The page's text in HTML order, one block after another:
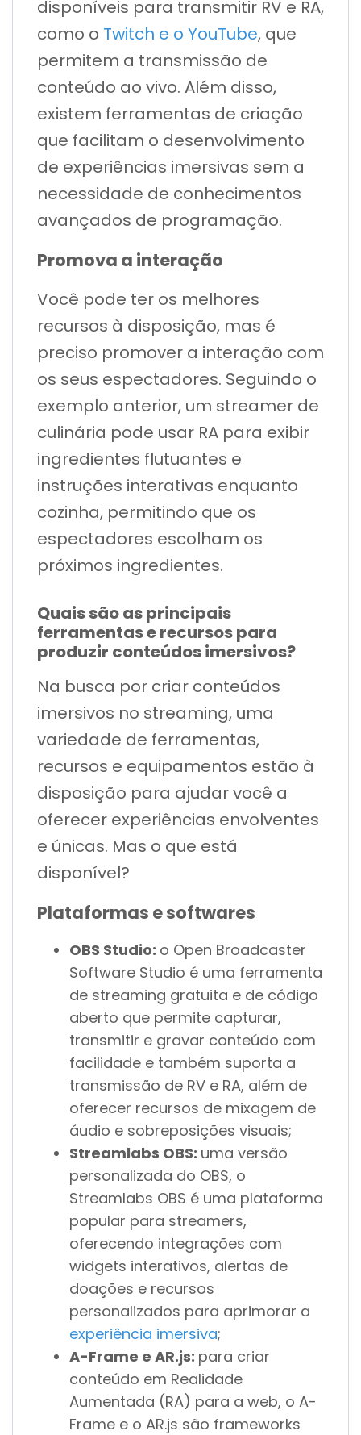
disponíveis para transmitir RV e RA,
como o Twitch e o YouTube, que
permitem a transmissão de
conteúdo ao vivo. Além disso,
existem ferramentas de criação
que facilitam o desenvolvimento
de experiências imersivas sem a
necessidade de conhecimentos
avançados de programação.
Promova a interação
Você pode ter os melhores
recursos à disposição, mas é
preciso promover a interação com
os seus espectadores. Seguindo o
exemplo anterior, um streamer de
culinária pode usar RA para exibir
ingredientes flutuantes e
instruções interativas enquanto
cozinha, permitindo que os
espectadores escolham os
próximos ingredientes.
Quais são as principais
ferramentas e recursos para
produzir conteúdos imersivos?
Na busca por criar conteúdos
imersivos no streaming, uma
variedade de ferramentas,
recursos e equipamentos estão à
disposição para ajudar você a
oferecer experiências envolventes
e únicas. Mas o que está
disponível?
Plataformas e softwares
OBS Studio: o Open Broadcaster
Software Studio é uma ferramenta
de streaming gratuita e de código
aberto que permite capturar,
transmitir e gravar conteúdo com
facilidade e também suporta a
transmissão de RV e RA, além de
oferecer recursos de mixagem de
áudio e sobreposições visuais;
Streamlabs OBS: uma versão
personalizada do OBS, o
Streamlabs OBS é uma plataforma
popular para streamers,
oferecendo integrações com
widgets interativos, alertas de
doações e recursos
personalizados para aprimorar a
experiência imersiva;
A-Frame e AR.js: para criar
conteúdo em Realidade
Aumentada (RA) para a web, o A-
Frame e o AR.js são frameworks